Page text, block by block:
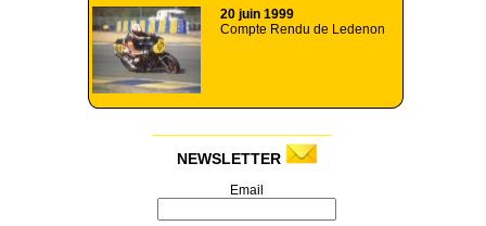
20 juin 1999
Compte Rendu de Ledenon
NEWSLETTER
Email